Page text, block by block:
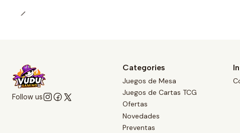
Follow us
Categories
Juegos de Mesa
Juegos de Cartas TCG
Ofertas
Novedades
Preventas